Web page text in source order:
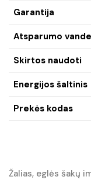
Garantija
Atsparumo
Skirtos naudoti
Energijos šaltinis
Prekės kodas
Žalias, eglės šakų